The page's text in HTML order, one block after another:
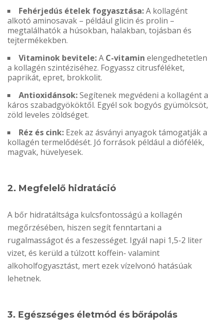
Fehérjedús ételek fogyasztása:A kollagént
alkotó aminosavak – például glicin és prolin –
megtalálhatók a húsokban, halakban, tojásban és
tejtermékekben.
Vitaminok bevitele:A C-vitamin elengedhetetlen
a kollagén szintéziséhez. Fogyassz citrusféléket,
paprikát, epret, brokkolit.
Antioxidánsok:Segítenek megvédeni a kollagént a
káros szabadgyököktől. Egyél sok bogyós gyümölcsöt,
zöld leveles zöldséget.
Réz és cink: Ezek az ásványi anyagok támogatják a
kollagén termelődését. Jó források például a diófélék,
magvak, hüvelyesek.
2. Megfelelő hidratáció
A bőr hidratáltsága kulcsfontosságú a kollagén
megőrzésében, hiszen segít fenntartani a
rugalmasságot és a feszességet. Igyál napi 1,5-2 liter
vizet, és kerüld a túlzott koffein- valamint
alkoholfogyasztást, mert ezek vízelvonó hatásúak
lehetnek.
3. Egészséges életmód és bőrápolás